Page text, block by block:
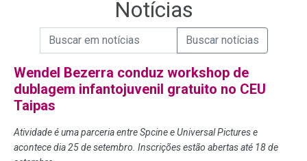
Notícias
Campo de Busca de Notícias
Campo de Busca de informaçõesEnviar a Busca de Notícias
Wendel Bezerra conduz workshop de
dublagem infantojuvenil gratuito no CEU
Taipas
Atividade é uma parceria entre Spcine e Universal Pictures e
acontece dia 25 de setembro. Inscrições estão abertas até 18 de